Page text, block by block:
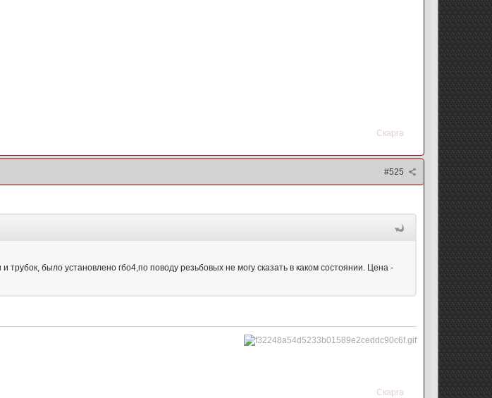
Скарга
#525
было установлено гбо4,по поводу резьбовых не могу сказать в каком состоянии. Цена -
Скарга